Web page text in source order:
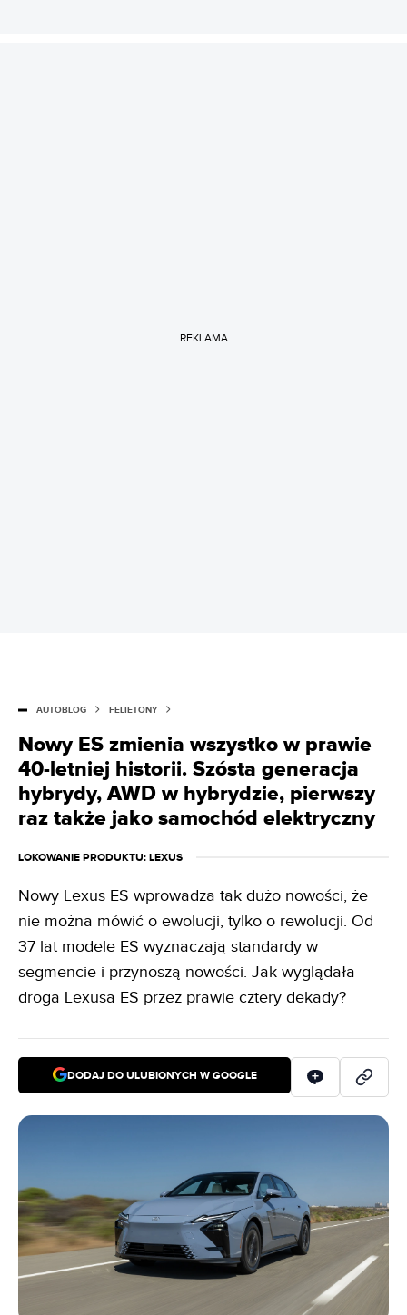
REKLAMA
AUTOBLOG FELIETONY
Nowy ES zmienia wszystko w prawie
40-letniej historii. Szósta generacja
hybrydy, AWD w hybrydzie, pierwszy
raz także jako samochód elektryczny
LOKOWANIE PRODUKTU: LEXUS
Nowy Lexus ES wprowadza tak dużo nowości, że
nie można mówić o ewolucji, tylko o rewolucji. Od
37 lat modele ES wyznaczają standardy w
segmencie i przynoszą nowości. Jak wyglądała
droga Lexusa ES przez prawie cztery dekady?
DODAJ DO ULUBIONYCH W GOOGLE